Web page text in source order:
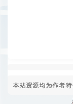
本站资源均为作者